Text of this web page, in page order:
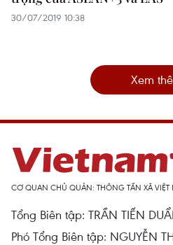
30/07/2019 10:38
Xem
CƠ QUAN CHỦ QUẢN: THÔNG TẤN XÃ VIỆT
Tổng Biên tập: TRẦN TIẾN
Phó Tổng Biên tập: NGUYỄN